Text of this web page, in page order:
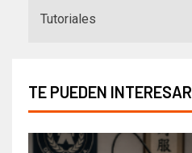
Tutoriales
TE PUEDEN INTERESAR